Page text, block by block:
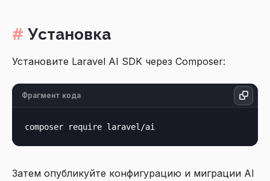
Установка
Установите Laravel AI SDK через Composer:
Фрагмент кода
Затем опубликуйте конфигурацию и миграции AI